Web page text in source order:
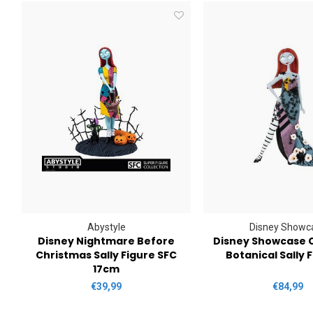
Abystyle
Disney Nightmare Before
Christmas Sally Figure SFC
17cm
€39,99
Disney
Disney Showcase
Botanical Sally
€84,99